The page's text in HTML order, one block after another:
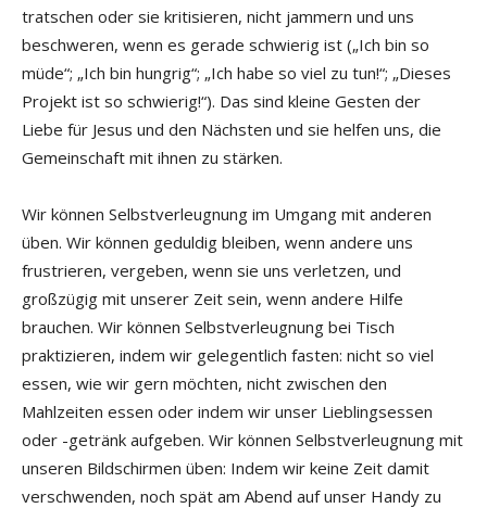
tratschen oder sie kritisieren, nicht jammern und uns
beschweren, wenn es gerade schwierig ist („Ich bin so
müde“; „Ich bin hungrig“; „Ich habe so viel zu tun!“; „Dieses
Projekt ist so schwierig!“). Das sind kleine Gesten der
Liebe für Jesus und den Nächsten und sie helfen uns, die
Gemeinschaft mit ihnen zu stärken.
Wir können Selbstverleugnung im Umgang mit anderen
üben. Wir können geduldig bleiben, wenn andere uns
frustrieren, vergeben, wenn sie uns verletzen, und
großzügig mit unserer Zeit sein, wenn andere Hilfe
brauchen. Wir können Selbstverleugnung bei Tisch
praktizieren, indem wir gelegentlich fasten: nicht so viel
essen, wie wir gern möchten, nicht zwischen den
Mahlzeiten essen oder indem wir unser Lieblingsessen
oder -getränk aufgeben. Wir können Selbstverleugnung mit
unseren Bildschirmen üben: Indem wir keine Zeit damit
verschwenden, noch spät am Abend auf unser Handy zu